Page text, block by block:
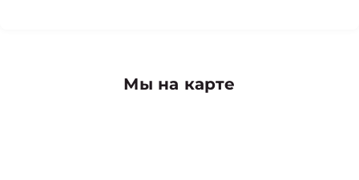
Мы на карте